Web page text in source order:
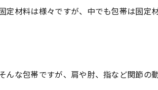
定材料は様々ですが、中でも包帯は固定
んな包帯ですが、肩や肘、指など関節の